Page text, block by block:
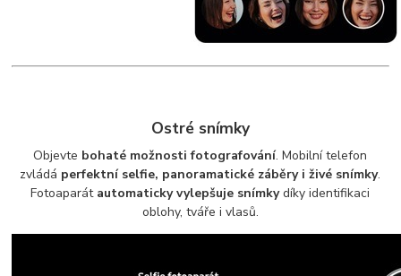
Ostré snímky
Objevte bohaté možnosti fotografování. Mobilní telefon
zvládá perfektní selfie, panoramatické záběry i živé snímky.
Fotoaparát automaticky vylepšuje snímkydíky identifikaci
oblohy, tváře i vlasů.